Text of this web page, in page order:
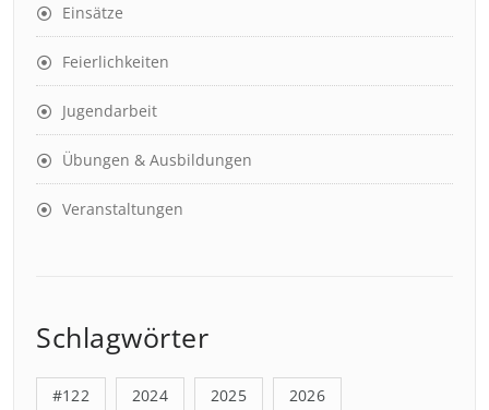
Einsätze
Feierlichkeiten
Jugendarbeit
Übungen & Ausbildungen
Veranstaltungen
Schlagwörter
#122 2024 2025 2026